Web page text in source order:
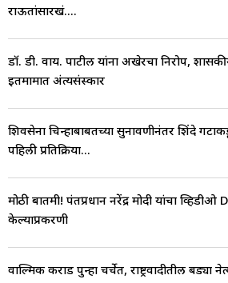
राऊतांसारखं....
डॉ. डी. वाय. पाटील यांना अखेरचा निरोप,
इतमामात अंत्यसंस्कार
शिवसेना चिन्हाबाबतच्या सुनावणीनंतर शिंदे
पहिली प्रतिक्रिया...
मोठी बातमी! पंतप्रधान नरेंद्र मोदी यांचा व्हिडीओ
केल्याप्रकरणी
वाल्मिक कराड पुन्हा चर्चेत, राष्ट्रवादीतील बड्या